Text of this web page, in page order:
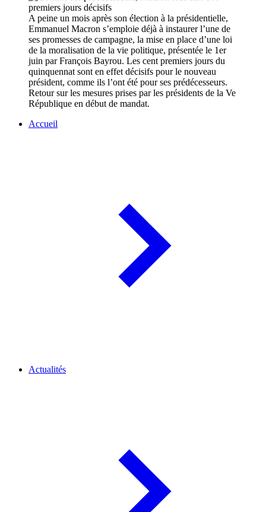
A peine un mois après son élection à la présidentielle,
Emmanuel Macron s’emploie déjà à instaurer l’une de
ses promesses de campagne, la mise en place d’une loi
de la moralisation de la vie politique, présentée le 1er
juin par François Bayrou. Les cent premiers jours du
quinquennat sont en effet décisifs pour le nouveau
président, comme ils l’ont été pour ses prédécesseurs.
Retour sur les mesures prises par les présidents de la Ve
République en début de mandat.
Accueil
Actualités